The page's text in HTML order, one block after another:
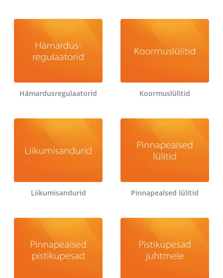
Hämardusregulaatorid Koormuslülitid
Liikumisandurid Pinnapealsed lülitid